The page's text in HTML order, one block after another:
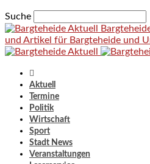
Suche
und Artikel für Bargteheide und
Aktuell
Termine
Politik
Wirtschaft
Sport
Stadt News
Veranstaltungen